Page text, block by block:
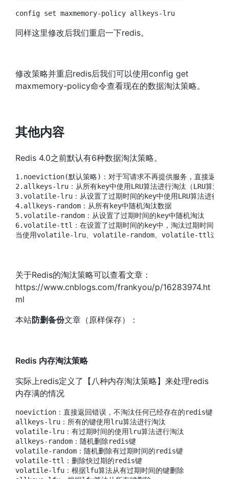
config set maxmemory-policy allkeys-lru
同样这里修改后我们重启一下redis。
修改策略并重启redis后我们可以使用config get
maxmemory-policy命令查看现在的数据淘汰策略。
其他内容
Redis 4.0之前默认有6种数据淘汰策略。
1.noeviction(默认策略)：对于写请求不再提供服务，直接返回错
2.allkeys-lru：从所有key中使用LRU算法进行淘汰（LRU算法：
3.volatile-lru：从设置了过期时间的key中使用LRU算法进行淘
4.allkeys-random：从所有key中随机淘汰数据
5.volatile-random：从设置了过期时间的key中随机淘汰
6.volatile-ttl：在设置了过期时间的key中，淘汰过期时间剩余
当使用volatile-lru、volatile-random、volatile-ttl这三种策
关于Redis的淘汰策略可以查看文章：
https://www.cnblogs.com/frankyou/p/16283974.ht
ml
本站防删备份文章（原样保存）：
Redis 内存淘汰策略
实际上redis定义了【八种内存淘汰策略】来处理redis
内存满的情况
noeviction：直接返回错误，不淘汰任何已经存在的redis键
allkeys-lru：所有的键使用lru算法进行淘汰
volatile-lru：有过期时间的使用lru算法进行淘汰
allkeys-random：随机删除redis键
volatile-random：随机删除有过期时间的redis键
volatile-ttl：删除快过期的redis键
volatile-lfu：根据lfu算法从有过期时间的键删除